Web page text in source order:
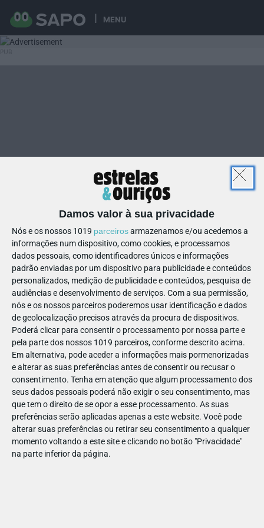
MENU
Damos valor à sua privacidade
Nós e os nossos 1019 parceirosarmazenamos e/ou acedemos a
informações num dispositivo, como cookies, e processamos
dados pessoais, como identificadores únicos e informações
padrão enviadas por um dispositivo para publicidade e conteúdos
personalizados, medição de publicidade e conteúdos, pesquisa de
audiências e desenvolvimento de serviços. Com a sua permissão,
nós e os nossos parceiros poderemos usar identificação e dados
de geolocalização precisos através da procura de dispositivos.
Poderá clicar para consentir o processamento por nossa parte e
pela parte dos nossos 1019 parceiros, conforme descrito acima.
Em alternativa, pode aceder a informações mais pormenorizadas
e alterar as suas preferências antes de consentir ou recusar o
consentimento. Tenha em atenção que algum processamento dos
seus dados pessoais poderá não exigir o seu consentimento, mas
que tem o direito de se opor a esse processamento. As suas
preferências serão aplicadas apenas a este website. Você pode
alterar suas preferências ou retirar seu consentimento a qualquer
momento voltando a este site e clicando no botão "Privacidade"
na parte inferior da página.
23
86091474678037